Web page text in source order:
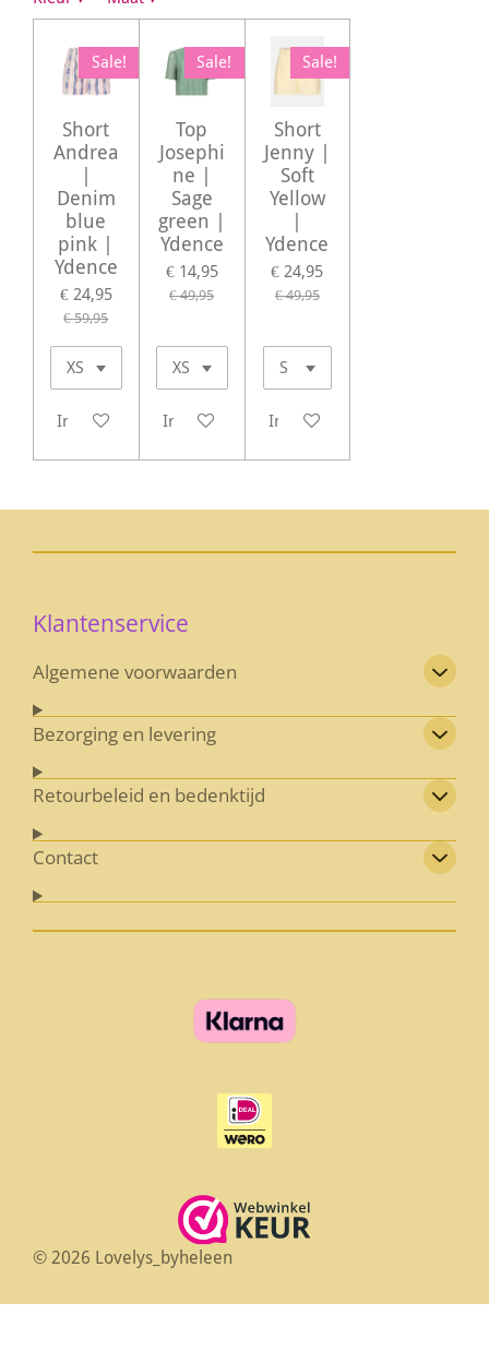
Sale!
Short
Andrea
Denim
blue
pink |
Ydence
€ 24,95
€ 59,95
In winkelwagen
Sale!
Top
Josephi
ne |
Sage
green |
Ydence
€ 14,95
€ 49,95
In winkelwagen
Sale!
Short
Jenny |
Soft
Yellow
Ydence
€ 24,95
€ 49,95
In winkelwagen
Klantenservice
Algemene voorwaarden
Bezorging en levering
Retourbeleid en bedenktijd
Contact
© 2026 Lovelys_byheleen